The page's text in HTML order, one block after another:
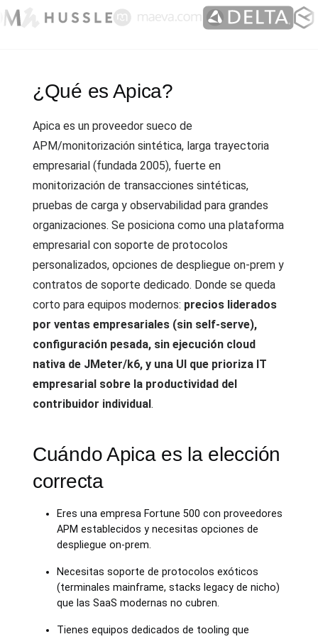
¿Qué es Apica?
Apica es un proveedor sueco de
APM/monitorización sintética, larga trayectoria
empresarial (fundada 2005), fuerte en
monitorización de transacciones sintéticas,
pruebas de carga y observabilidad para grandes
organizaciones. Se posiciona como una plataforma
empresarial con soporte de protocolos
personalizados, opciones de despliegue on-prem y
contratos de soporte dedicado. Donde se queda
corto para equipos modernos: precios liderados
por ventas empresariales (sin self-serve),
configuración pesada, sin ejecución cloud
nativa de JMeter/k6, y una UI que prioriza IT
empresarial sobre la productividad del
contribuidor individual.
Cuándo Apica es la elección
correcta
Eres una empresa Fortune 500 con proveedores
APM establecidos y necesitas opciones de
despliegue on-prem.
Necesitas soporte de protocolos exóticos
(terminales mainframe, stacks legacy de nicho)
que las SaaS modernas no cubren.
Tienes equipos dedicados de tooling que